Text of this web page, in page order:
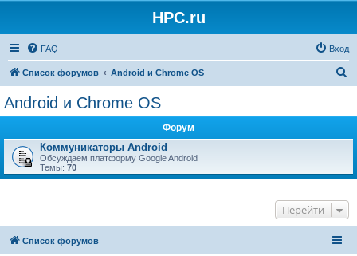
HPC.ru
FAQ Вход
Список форумов Android и Chrome OS
Android и Chrome OS
Форум
Коммуникаторы Android
Обсуждаем платформу Google Android
Темы: 70
Перейти
Список форумов